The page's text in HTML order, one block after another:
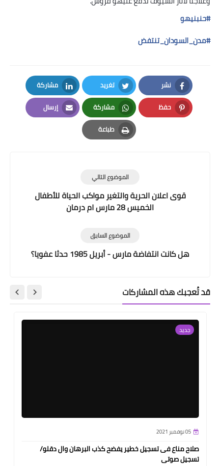
#حنبنيهو
#مدن_السودان_تنتفض
نشر
Facebook
تغريد
Twitter
مشاركة
LinkedIn
حفظ
Pinterest
مشاركة
Whatsapp
إرسال
Email
طباعة
Print
الموضوع التالي
قوى اعلان الحرية والتغير مواكب الحياة للأطفال
الخميس 28 مارس ام درمان
الموضوع السابق
هل كانت انتفاضة مارس - أبريل 1985 حدثا عفويا؟
قد تُعجبك هذه المشاركات
جديد
05 نوفمبر 2021
صلاح مناع فى تسجيل خطير يفضح كذب البرهان وال دقلو/
تسجيل صوتى